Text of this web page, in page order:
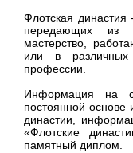
Флотская
передающих из
мастерство,
или в различных
профессии.
Информация на
постоянной основе
династии,
«Флотские
памятный диплом.